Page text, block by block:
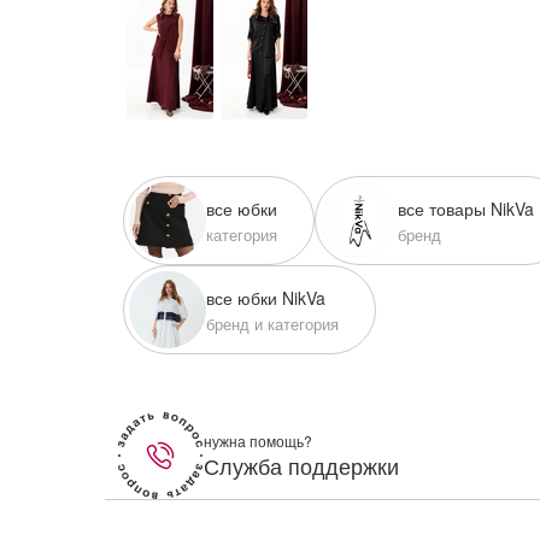
все юбки
категория
все товары NikVa
бренд
все юбки NikVa
бренд и категория
нужна помощь?
Служба поддержки